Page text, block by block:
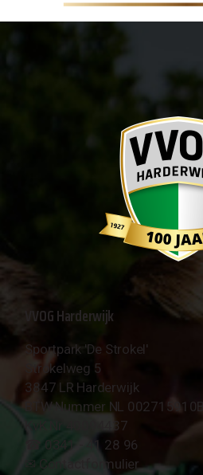
VVOG Harderwijk
Sportpark 'De Strokel'
Strokelweg 5
3847 LR Harderwijk
BTW Nummer NL
KvK Nr 40094437
☎︎ 0341 - 41 28 96
✉︎ Contactformulier